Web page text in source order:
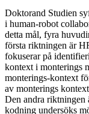
Doktorand Studien
i human-robot
detta mål, fyra
första riktningen är
fokuserar på
kontext i monterings
monterings-kontext
av monterings
Den andra
kodning undersöks